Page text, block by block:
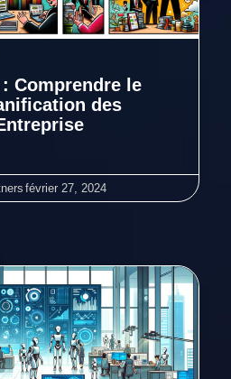
Comprendre le
des
février 27, 2024